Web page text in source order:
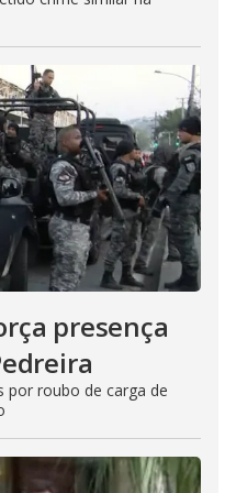
presença
por roubo de carga de